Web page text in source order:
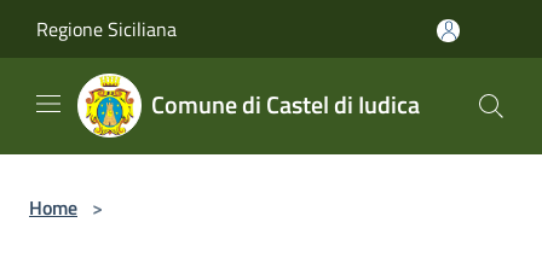
Regione Siciliana
Comune di Castel di Iudica
Home >